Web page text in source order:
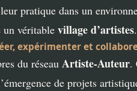
pratique dans un
un véritable village d’artistes.
expérimenter et
du réseau Artiste-Auteur.
de projets